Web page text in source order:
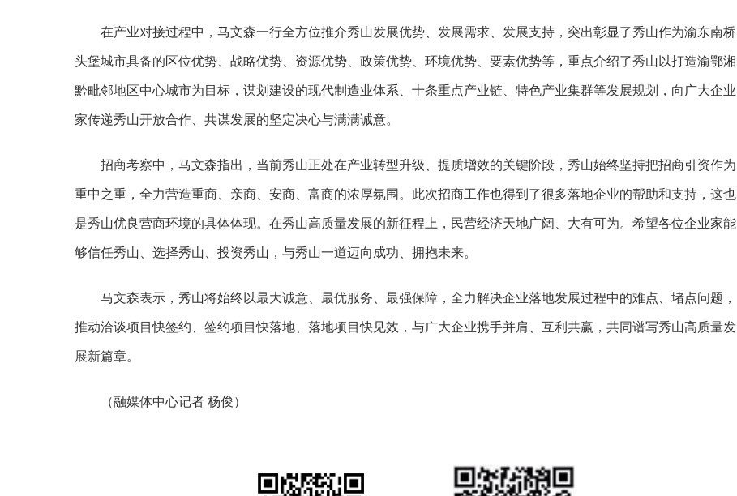
在产业对接过程中，马文森一行全方位推介秀山发展优势、发展需求、发展支持，突出彰显了秀山作为渝东南桥
头堡城市具备的区位优势、战略优势、资源优势、政策优势、环境优势、要素优势等，重点介绍了秀山以打造渝鄂湘
黔毗邻地区中心城市为目标，谋划建设的现代制造业体系、十条重点产业链、特色产业集群等发展规划，向广大企业
家传递秀山开放合作、共谋发展的坚定决心与满满诚意。
招商考察中，马文森指出，当前秀山正处在产业转型升级、提质增效的关键阶段，秀山始终坚持把招商引资作为
重中之重，全力营造重商、亲商、安商、富商的浓厚氛围。此次招商工作也得到了很多落地企业的帮助和支持，这也
是秀山优良营商环境的具体体现。在秀山高质量发展的新征程上，民营经济天地广阔、大有可为。希望各位企业家能
够信任秀山、选择秀山、投资秀山，与秀山一道迈向成功、拥抱未来。
马文森表示，秀山将始终以最大诚意、最优服务、最强保障，全力解决企业落地发展过程中的难点、堵点问题，
推动洽谈项目快签约、签约项目快落地、落地项目快见效，与广大企业携手并肩、互利共赢，共同谱写秀山高质量发
展新篇章。
（融媒体中心记者 杨俊）